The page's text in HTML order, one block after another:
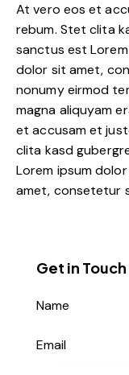
At vero eos et
rebum. Stet clita
sanctus est
dolor sit amet,
nonumy eirmod
magna aliquyam
et accusam et
clita kasd
Lorem ipsum
amet, consetetur
Get in Touch